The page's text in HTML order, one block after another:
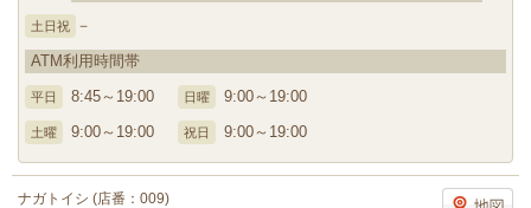
土日祝
－
ATM利用時間帯
平日 8:45～19:00
土曜 9:00～19:00
日曜 9:00～19:00
祝日 9:00～19:00
ナガトイシ (店番：009)